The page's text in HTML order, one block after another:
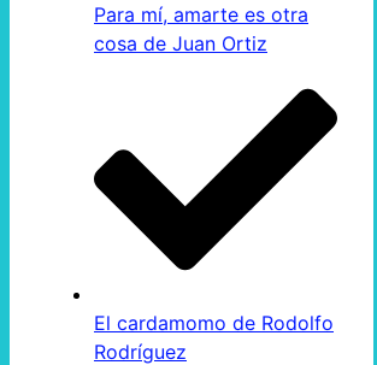
Para mí, amarte es otra
cosa de Juan Ortiz
El cardamomo de Rodolfo
Rodríguez